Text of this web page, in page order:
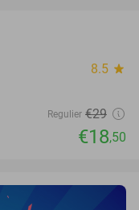
8.5 star
Regulier €29
€18,50